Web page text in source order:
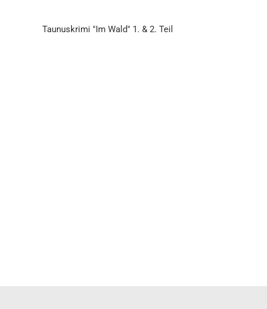
Taunuskrimi "Im Wald" 1. & 2. Teil